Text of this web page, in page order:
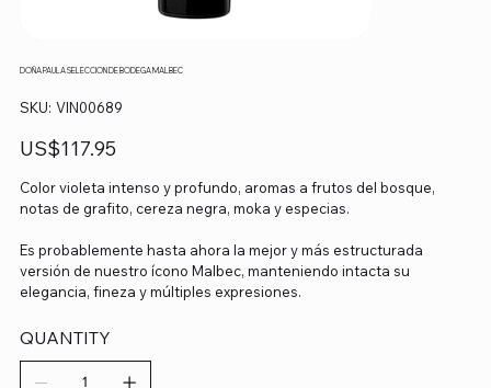
DOÑA PAULA SELECCION DE BODEGA MALBEC
SKU: SKU
VIN00689
VIN00689
Precio
US$117.95
Color violeta intenso y profundo, aromas a frutos del bosque,
notas de grafito, cereza negra, moka y especias.
Es probablemente hasta ahora la mejor y más estructurada
versión de nuestro ícono Malbec, manteniendo intacta su
elegancia, fineza y múltiples expresiones.
QUANTITY